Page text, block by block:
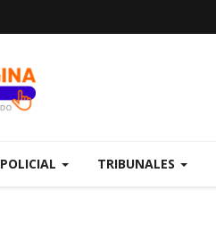
POLICIAL TRIBUNALES